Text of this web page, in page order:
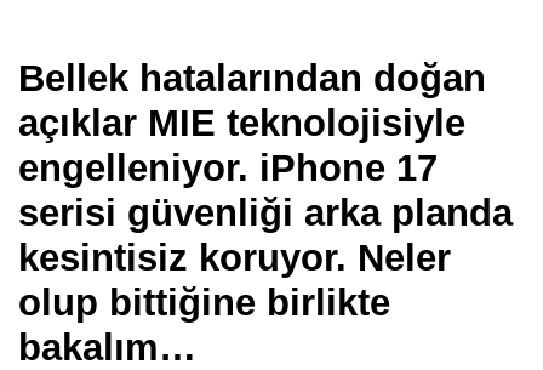
Bellek hatalarından doğan
açıklar MIE teknolojisiyle
engelleniyor. iPhone 17
serisi güvenliği arka planda
kesintisiz koruyor. Neler
olup bittiğine birlikte
bakalım…